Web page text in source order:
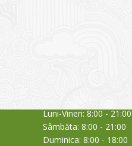
Luni-Vineri: 8:00 - 21:00
Sâmbăta: 8:00 - 21:00
Duminica: 8:00 - 18:00